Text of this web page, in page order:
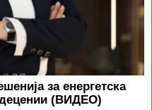
за енергетска
децении (ВИДЕО)